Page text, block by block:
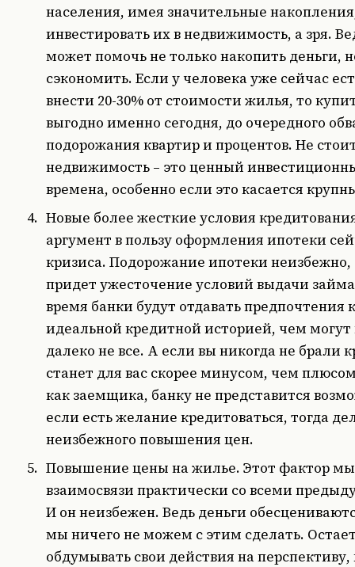
населения, имея значительные
инвестировать их в недвижимость, а зря.
может помочь не только накопить деньги,
сэкономить. Если у человека уже сейчас
внести 20-30% от стоимости жилья, то
выгодно именно сегодня, до очередного
подорожания квартир и процентов. Не
недвижимость – это ценный
времена, особенно если это касается
Новые более жесткие условия
аргумент в пользу оформления ипотеки
кризиса. Подорожание ипотеки
придет ужесточение условий выдачи
время банки будут отдавать предпочтения
идеальной кредитной историей, чем могут
далеко не все. А если вы никогда не брали
станет для вас скорее минусом, чем
как заемщика, банку не представится
если есть желание кредитоваться, тогда
неизбежного повышения цен.
Повышение цены на жилье. Этот фактор
взаимосвязи практически со всеми
И он неизбежен. Ведь деньги
мы ничего не можем с этим сделать.
обдумывать свои действия на